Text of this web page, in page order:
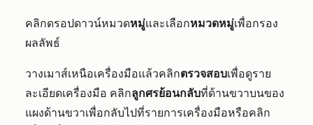
คลิกดรอปดาวน์หมวดหมู่และเลือกหมวดหมู่เพื่อกรอง
ผลลัพธ์
วางเมาส์เหนือเครื่องมือแล้วคลิกตรวจสอบเพื่อดูราย
ละเอียดเครื่องมือ คลิกลูกศรย้อนกลับที่ด้านขวาบนของ
แผงด้านขวาเพื่อกลับไปที่รายการเครื่องมือหรือคลิก